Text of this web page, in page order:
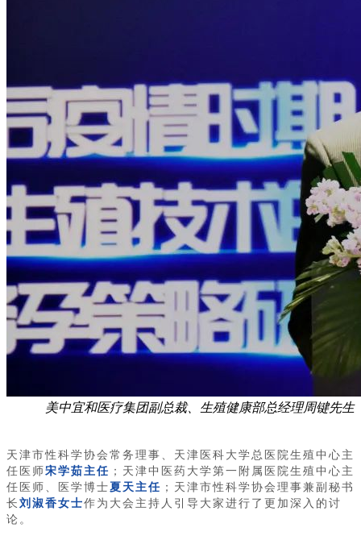
美中宜和医疗集团副总裁、生殖健康部总经理周键先生
天津市性科学协会常务理事、天津医科大学总医院生殖中心主
任医师宋学茹主任 ；天津中医药大学第一附属医院生殖中心主
任医师、医学博士夏天主任 ；天津市性科学协会理事兼副秘书
长刘淑香女士作为大会主持人引导大家进行了更加深入的讨
论。